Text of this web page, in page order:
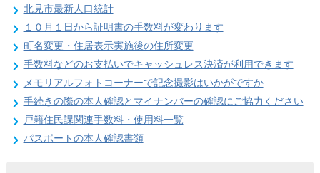
北見市最新人口統計
１０月１日から証明書の手数料が変わります
町名変更・住居表示実施後の住所変更
手数料などのお支払いでキャッシュレス決済が利用できます
メモリアルフォトコーナーで記念撮影はいかがですか
手続きの際の本人確認とマイナンバーの確認にご協力ください
戸籍住民課関連手数料・使用料一覧
パスポートの本人確認書類